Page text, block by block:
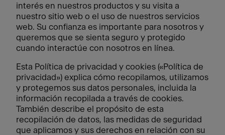
interés en nuestros productos y su visita a
nuestro sitio web o el uso de nuestros servicios
web. Su confianza es importante para nosotros y
queremos que se sienta seguro y protegido
cuando interactúe con nosotros en línea.
Esta Política de privacidad y cookies («Política de
privacidad») explica cómo recopilamos, utilizamos
y protegemos sus datos personales, incluida la
información recopilada a través de cookies.
También describe el propósito de esta
recopilación de datos, las medidas de seguridad
que aplicamos y sus derechos en relación con su